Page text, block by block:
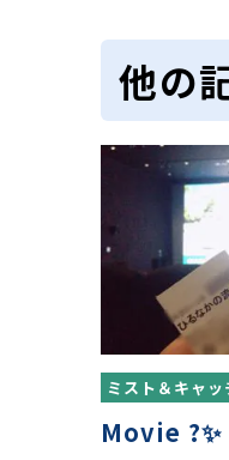
他の
ミスト＆キャ
Movie ?✨